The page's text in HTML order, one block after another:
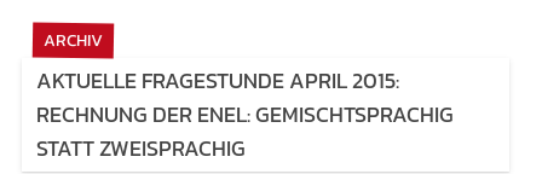
ARCHIV
AKTUELLE FRAGESTUNDE APRIL 2015:
RECHNUNG DER ENEL: GEMISCHTSPRACHIG
STATT ZWEISPRACHIG